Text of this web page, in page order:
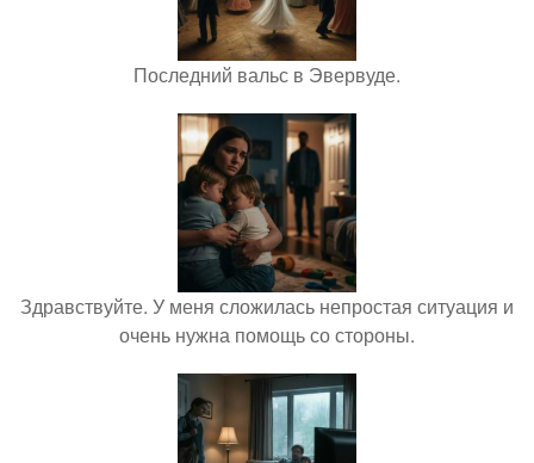
Последний вальс в Эвервуде.
Здравствуйте. У меня сложилась непростая ситуация и
очень нужна помощь со стороны.